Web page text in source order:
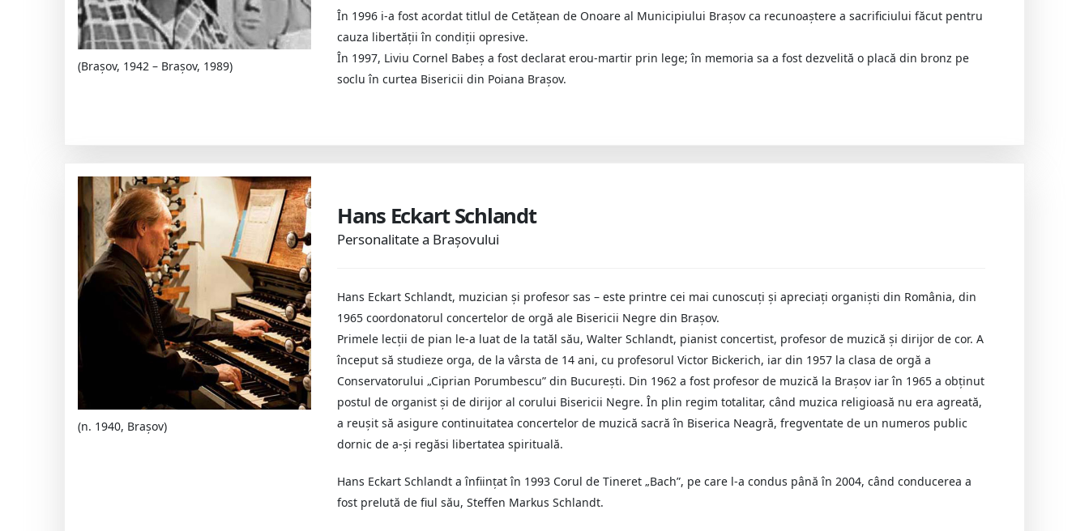
(Braşov, 1942 – Braşov, 1989)
În 1996 i-a fost acordat titlul de Cetăţean de Onoare al Municipiului Braşov ca recunoaştere a sacrificiului făcut pentru
cauza libertăţii în condiţii opresive.
În 1997, Liviu Cornel Babeş a fost declarat erou-martir prin lege; în memoria sa a fost dezvelită o placă din bronz pe
soclu în curtea Bisericii din Poiana Braşov.
(n. 1940, Braşov)
Hans Eckart Schlandt
Personalitate a Brașovului
Hans Eckart Schlandt, muzician şi profesor sas – este printre cei mai cunoscuţi şi apreciaţi organişti din România, din
1965 coordonatorul concertelor de orgă ale Bisericii Negre din Braşov.
Primele lecţii de pian le-a luat de la tatăl său, Walter Schlandt, pianist concertist, profesor de muzică şi dirijor de cor. A
început să studieze orga, de la vârsta de 14 ani, cu profesorul Victor Bickerich, iar din 1957 la clasa de orgă a
Conservatorului „Ciprian Porumbescu” din Bucureşti. Din 1962 a fost profesor de muzică la Braşov iar în 1965 a obţinut
postul de organist şi de dirijor al corului Bisericii Negre. În plin regim totalitar, când muzica religioasă nu era agreată,
a reuşit să asigure continuitatea concertelor de muzică sacră în Biserica Neagră, fregventate de un numeros public
dornic de a-şi regăsi libertatea spirituală.
Hans Eckart Schlandt a înfiinţat în 1993 Corul de Tineret „Bach”, pe care l-a condus până în 2004, când conducerea a
fost prelută de fiul său, Steffen Markus Schlandt.